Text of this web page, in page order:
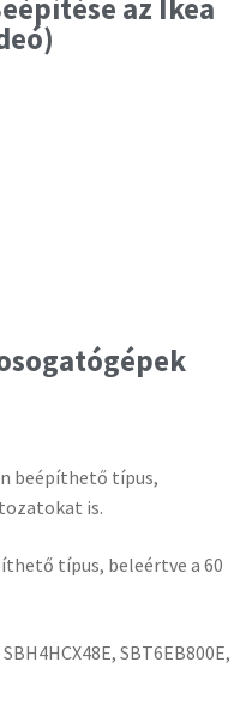
az Ikea
beépíthető típus,
is.
típus, beleértve a 60
SBT6EB800E,